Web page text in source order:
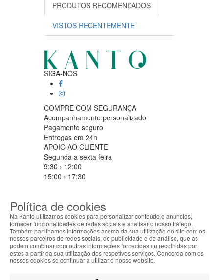
PRODUTOS RECOMENDADOS
VISTOS RECENTEMENTE
SIGA-NOS
COMPRE COM SEGURANÇA
Acompanhamento personalizado
Pagamento seguro
Entregas em 24h
APOIO AO CLIENTE
Segunda a sexta feira
9:30 › 12:00
15:00 › 17:30
MÉTODOS DE PAGAMENTO
ABOUT THE COOKIES
Kanto handles information about your visit using
cookies that improve the performance of the
Política de cookies
Na Kanto utilizamos cookies para personalizar conteúdo e anúncios,
fornecer funcionalidades de redes sociais e analisar o nosso tráfego.
Também partilhamos informações acerca da sua utilização do site com os
nossos parceiros de redes sociais, de publicidade e de análise, que as
podem combinar com outras informações fornecidas ou recolhidas por
estes a partir da sua utilização dos respetivos serviços. Concorda com os
nossos cookies se continuar a utilizar o nosso website.